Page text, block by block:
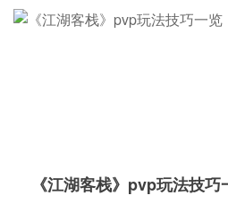
《江湖客栈》pvp玩法技巧